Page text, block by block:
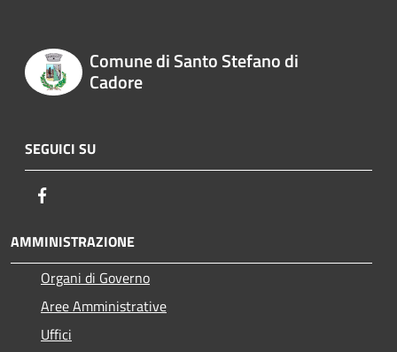
Comune di Santo Stefano di
Cadore
SEGUICI SU
AMMINISTRAZIONE
Organi di Governo
Aree Amministrative
Uffici